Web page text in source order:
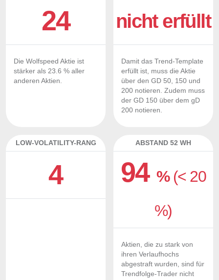
24
Die Wolfspeed Aktie ist
stärker als 23.6 % aller
anderen Aktien.
nicht erfüllt
Damit das Trend-Template
erfüllt ist, muss die Aktie
über den GD 50, 150 und
200 notieren. Zudem muss
der GD 150 über dem gD
200 notieren.
LOW-VOLATILITY-RANG
4
ABSTAND 52 WH
94% (< 20
%)
Aktien, die zu stark von
ihren Verlaufhochs
abgestraft wurden, sind für
Trendfolge-Trader nicht